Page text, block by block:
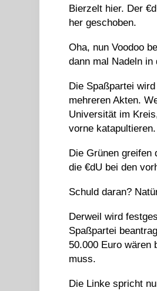
Bierzelt hier. Der
her geschoben.
Oha, nun Voodoo
dann mal Nadeln
Die Spaßpartei
mehreren Akten.
Universität im
vorne
Die Grünen greifen
die €dU bei den
Schuld daran?
Derweil wird
Spaßpartei
50.000 Euro wären
muss.
Die Linke spricht